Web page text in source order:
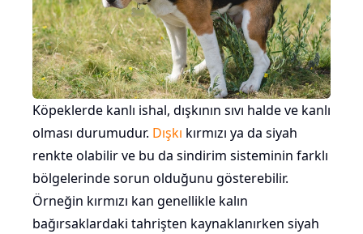
Köpeklerde kanlı ishal, dışkının sıvı halde ve kanlı
olması durumudur. Dışkı kırmızı ya da siyah
renkte olabilir ve bu da sindirim sisteminin farklı
bölgelerinde sorun olduğunu gösterebilir.
Örneğin kırmızı kan genellikle kalın
bağırsaklardaki tahrişten kaynaklanırken siyah